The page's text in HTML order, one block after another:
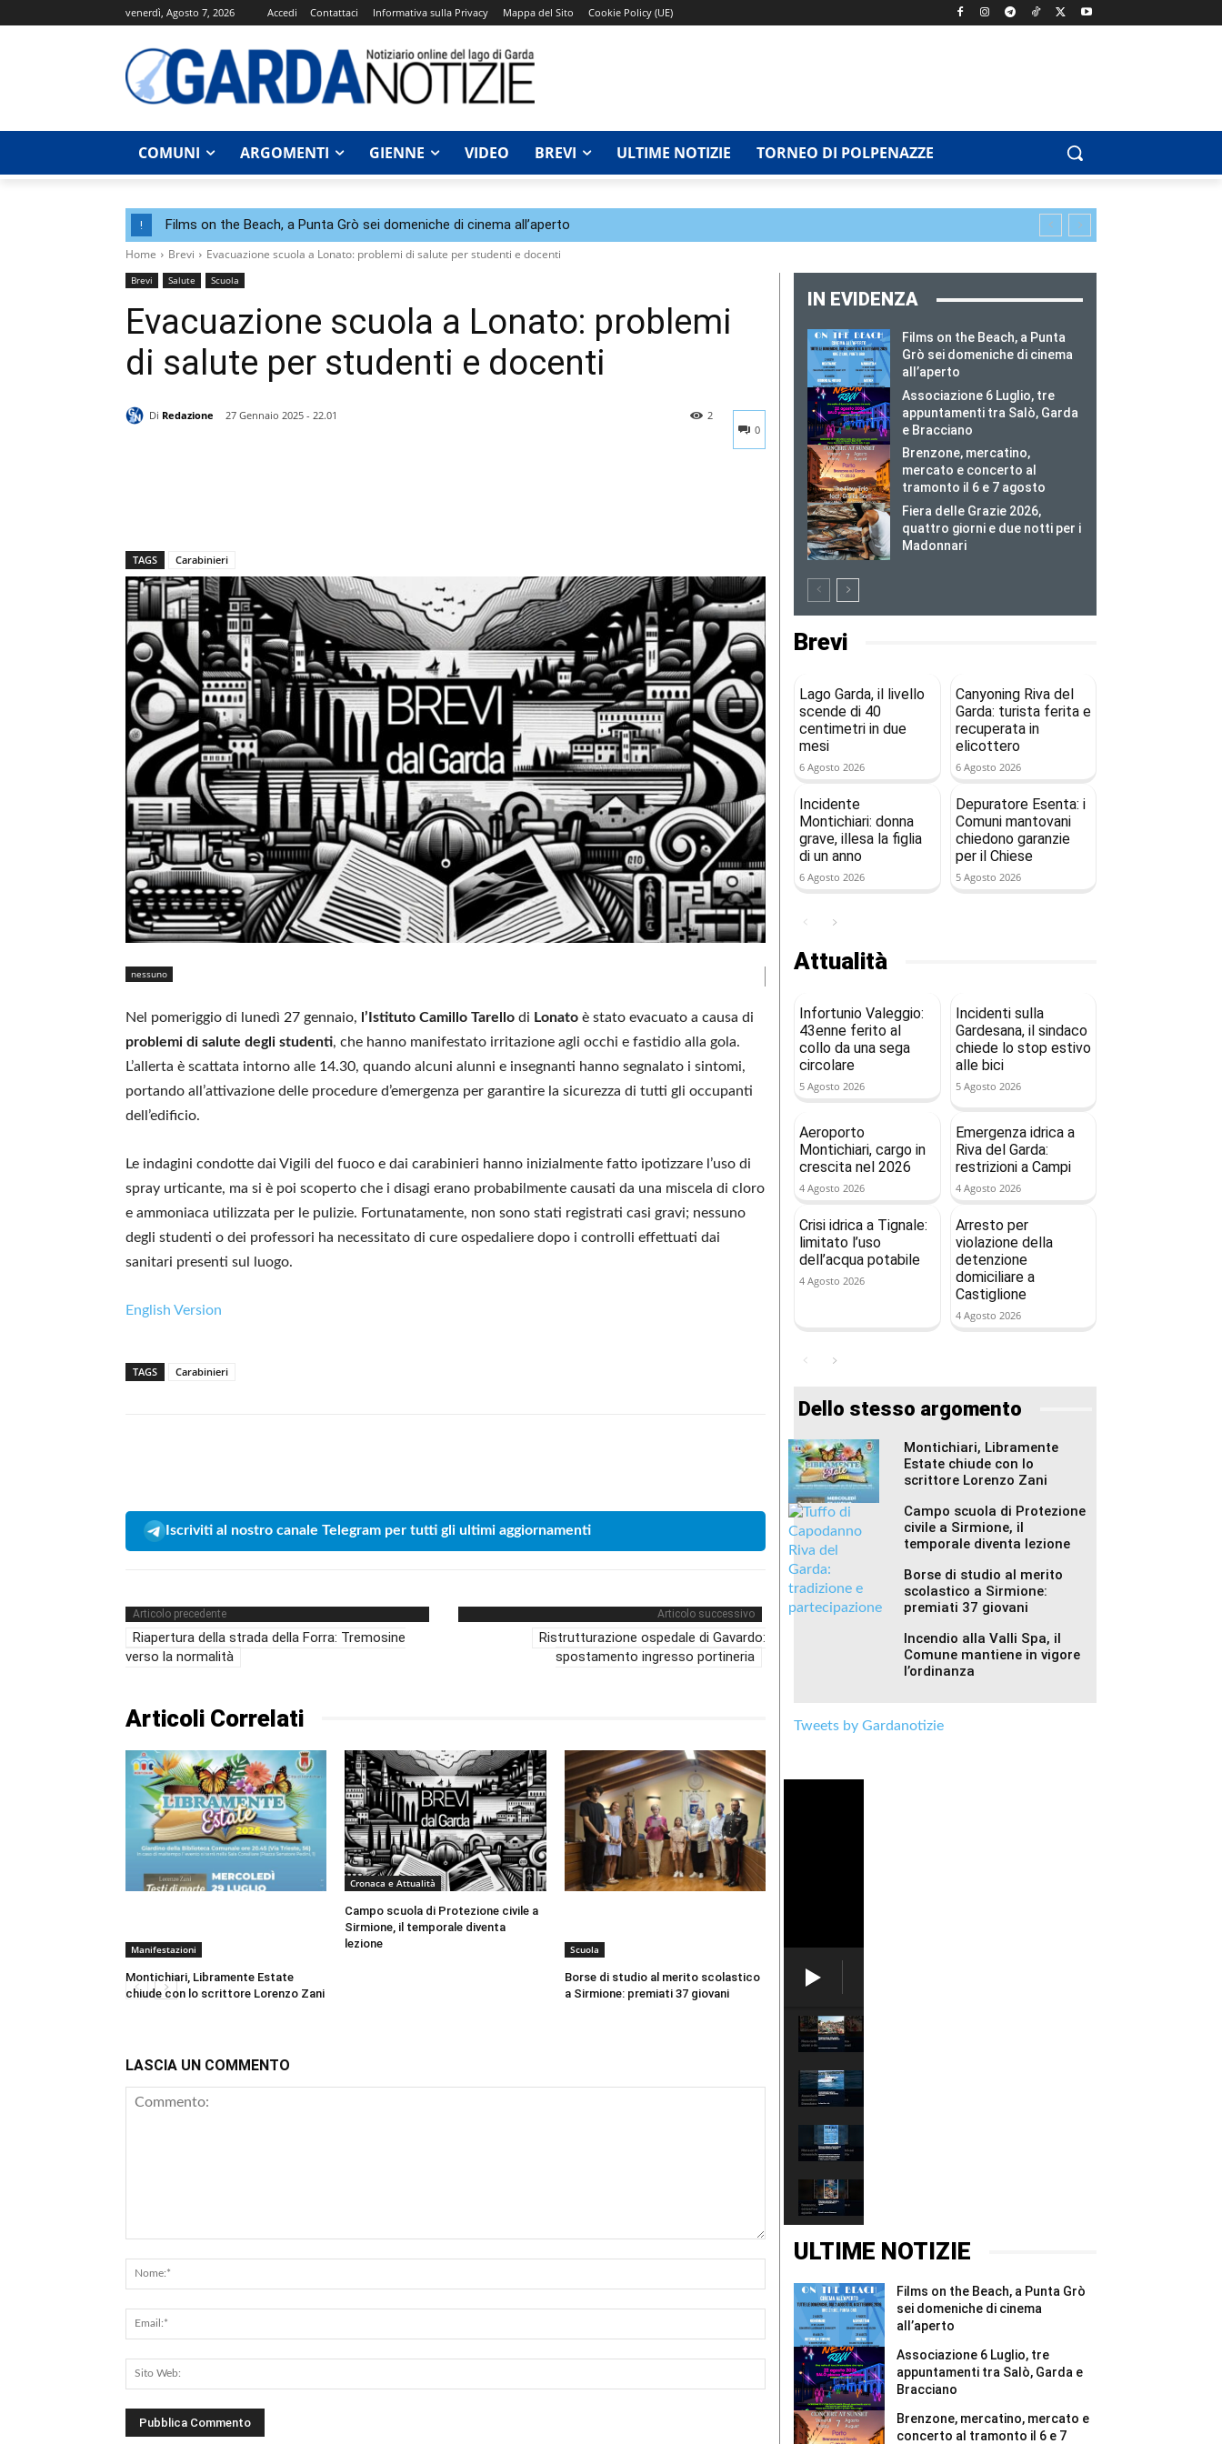
venerdì, Agosto 7, 2026 Accedi Contattaci Informativa sulla Privacy Mappa del Sito Cookie Policy (UE)
COMUNI ARGOMENTI GIENNE VIDEO BREVI ULTIME NOTIZIE TORNEO DI POLPENAZZE
! Films on the Beach, a Punta Grò sei domeniche di cinema all’aperto
Home Brevi Evacuazione scuola a Lonato: problemi di salute per studenti e docenti
Brevi Salute Scuola
Evacuazione scuola a Lonato: problemi
di salute per studenti e docenti
Di Redazione
27 Gennaio 2025 - 22.01
0
2
TAGS Carabinieri
nessuno
Nel pomeriggio di lunedì 27 gennaio, l’Istituto Camillo Tarello di Lonato è stato evacuato a causa di
problemi di salute degli studenti, che hanno manifestato irritazione agli occhi e fastidio alla gola.
L’allerta è scattata intorno alle 14.30, quando alcuni alunni e insegnanti hanno segnalato i sintomi,
portando all’attivazione delle procedure d’emergenza per garantire la sicurezza di tutti gli occupanti
dell’edificio.
Le indagini condotte dai Vigili del fuoco e dai carabinieri hanno inizialmente fatto ipotizzare l’uso di
spray urticante, ma si è poi scoperto che i disagi erano probabilmente causati da una miscela di cloro
e ammoniaca utilizzata per le pulizie. Fortunatamente, non sono stati registrati casi gravi; nessuno
degli studenti o dei professori ha necessitato di cure ospedaliere dopo i controlli effettuati dai
sanitari presenti sul luogo.
English Version
TAGS Carabinieri
Iscriviti al nostro canale Telegram per tutti gli ultimi aggiornamenti
Articolo precedente
Riapertura della strada della Forra: Tremosine
verso la normalità
Articolo successivo
Ristrutturazione ospedale di Gavardo:
spostamento ingresso portineria
Articoli Correlati
Manifestazioni
Montichiari, Libramente Estate
chiude con lo scrittore Lorenzo Zani
Cronaca e Attualità
Campo scuola di Protezione civile a
Sirmione, il temporale diventa
lezione
Scuola
Borse di studio al merito scolastico
a Sirmione: premiati 37 giovani
LASCIA UN COMMENTO
Web:
IN EVIDENZA
Films on the Beach, a Punta
Grò sei domeniche di cinema
all’aperto
Associazione 6 Luglio, tre
appuntamenti tra Salò, Garda
e Bracciano
Brenzone, mercatino,
mercato e concerto al
tramonto il 6 e 7 agosto
Fiera delle Grazie 2026,
quattro giorni e due notti per i
Madonnari
Brevi
Lago Garda, il livello
scende di 40
centimetri in due
mesi
6 Agosto 2026
Canyoning Riva del
Garda: turista ferita e
recuperata in
elicottero
6 Agosto 2026
Incidente
Montichiari: donna
grave, illesa la figlia
di un anno
6 Agosto 2026
Depuratore Esenta: i
Comuni mantovani
chiedono garanzie
per il Chiese
5 Agosto 2026
Attualità
Infortunio Valeggio:
43enne ferito al
collo da una sega
circolare
5 Agosto 2026
Incidenti sulla
Gardesana, il sindaco
chiede lo stop estivo
alle bici
5 Agosto 2026
Aeroporto
Montichiari, cargo in
crescita nel 2026
4 Agosto 2026
Emergenza idrica a
Riva del Garda:
restrizioni a Campi
4 Agosto 2026
Crisi idrica a Tignale:
limitato l’uso
dell’acqua potabile
4 Agosto 2026
Arresto per
violazione della
detenzione
domiciliare a
Castiglione
4 Agosto 2026
Dello stesso argomento
Montichiari, Libramente
Estate chiude con lo
scrittore Lorenzo Zani
Campo scuola di Protezione
civile a Sirmione, il
temporale diventa lezione
Borse di studio al merito
scolastico a Sirmione:
premiati 37 giovani
Incendio alla Valli Spa, il
Comune mantiene in vigore
l’ordinanza
Tweets by Gardanotizie
domeniche
di
all’aperto
#Shorts
concerto
al
il
6
e
7
agosto
#Shorts
ULTIME NOTIZIE
Films on the Beach, a Punta Grò
sei domeniche di cinema
all’aperto
Associazione 6 Luglio, tre
appuntamenti tra Salò, Garda e
Bracciano
Brenzone, mercatino, mercato e
concerto al tramonto il 6 e 7